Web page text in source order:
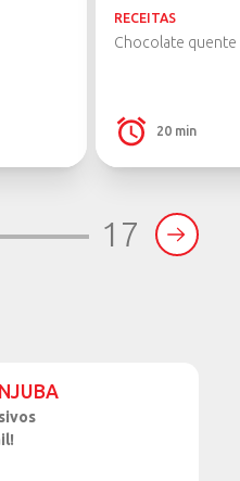
RECEITAS
Chocolate quente
20 min
17